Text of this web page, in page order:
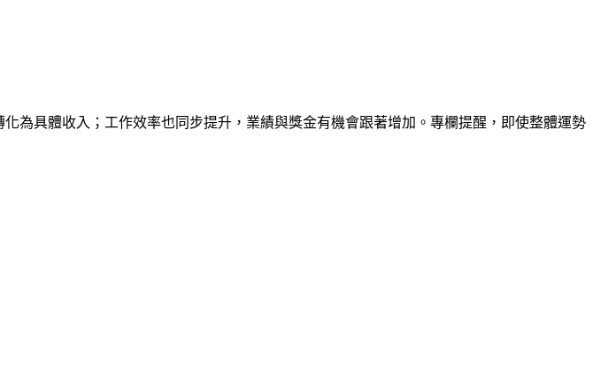
為具體收入；工作效率也同步提升，業績與獎金有機會跟著增加。專欄提醒，即使整體運勢